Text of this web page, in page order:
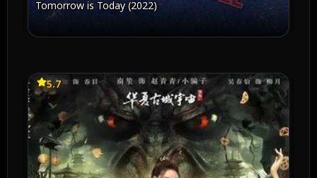
Tomorrow is Today (2022)
5.7